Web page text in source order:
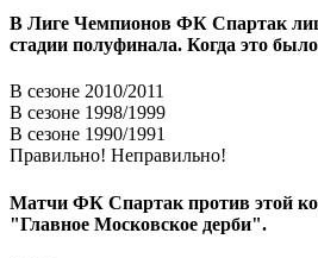
В Лиге Чемпионов ФК Спартак
стадии полуфинала. Когда это
В сезоне 2010/2011
В сезоне 1998/1999
В сезоне 1990/1991
Правильно! Неправильно!
Матчи ФК Спартак против этой
"Главное Московское дерби".